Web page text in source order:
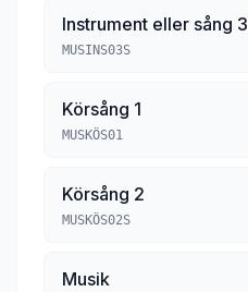
Instrument eller sång 3
MUSINS03S
Körsång 1
MUSKÖS01
Körsång 2
MUSKÖS02S
Musik